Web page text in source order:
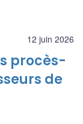
12 juin 2026
procès-
de